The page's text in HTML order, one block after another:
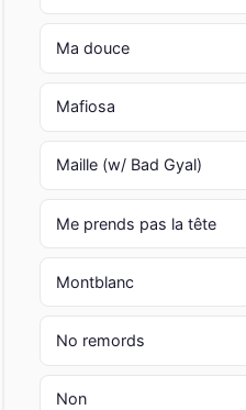
Ma douce
Mafiosa
Maille (w/ Bad Gyal)
Me prends pas la tête
Montblanc
No remords
Non